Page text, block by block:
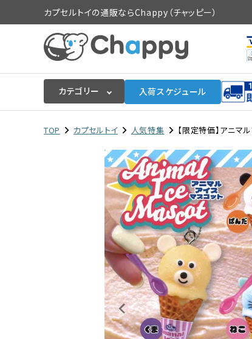
カプセルトイの通販ならChappy（チャッピー）
カテゴリー 入荷スケジュール
ログイン 会員登録
入荷スケジュールをチェック
カプセルトイマシン本体
販促用空カプセル
景品・玩具・文具
TOP カプセルトイ 人気特集 【限定特価】アニマ